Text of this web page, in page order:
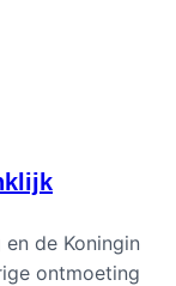
de Koningin
ontmoeting